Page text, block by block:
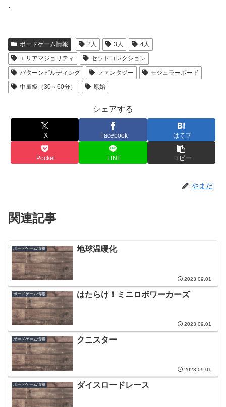
.
ボードゲーム情報 2人 3人
4人
エリアマジョリティ
セットコレクション
パターンビルディング
ファンタジー
モジュラーボード
中量級（30～60分）
原始
シェアする
X Facebook はてブ
Pocket LINE コピー
やまだ
関連記事
ボードゲーム情報 地球温暖化
2023.09.01
ボードゲーム情報 はたらけ！ミニロボワーカーズ
2023.09.01
ボードゲーム情報 クニスター
2023.09.01
ボードゲーム情報 ダイスロードレース